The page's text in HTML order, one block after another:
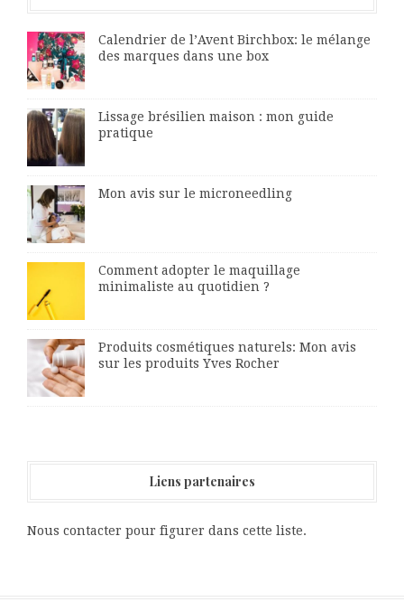
Calendrier de l’Avent Birchbox: le mélange
des marques dans une box
Lissage brésilien maison : mon guide
pratique
Mon avis sur le microneedling
Comment adopter le maquillage
minimaliste au quotidien ?
Produits cosmétiques naturels: Mon avis
sur les produits Yves Rocher
Liens partenaires
Nous contacter pour figurer dans cette liste.